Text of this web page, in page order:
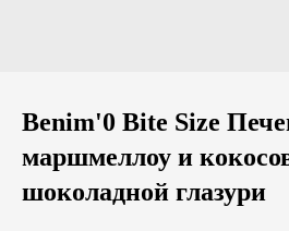
Benim'0 Bite Size
маршмеллоу и
шоколадной глазури